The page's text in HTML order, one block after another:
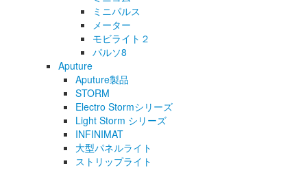
ミニパルス
メーター
モビライト２
パルソ8
Aputure
Aputure製品
STORM
Electro Stormシリーズ
Light Storm シリーズ
INFINIMAT
大型パネルライト
ストリップライト